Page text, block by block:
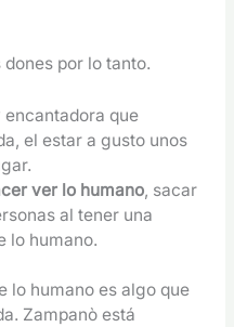
por lo tanto.
encantadora que
el estar a gusto unos
ver lo humano, sacar
al tener una
lo humano.
lo humano es algo que
Zampanò está